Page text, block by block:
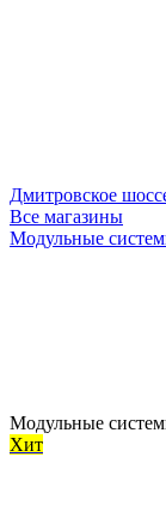
Дмитровское
Все магазины
Модульные
Модульные
Хит